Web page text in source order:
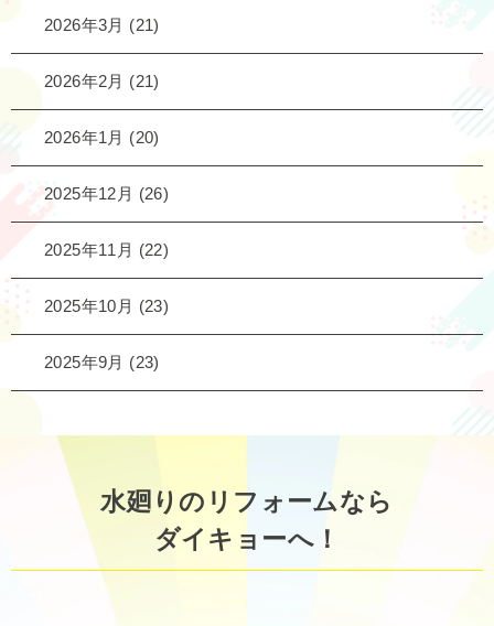
2026年3月 (21)
2026年2月 (21)
2026年1月 (20)
2025年12月 (26)
2025年11月 (22)
2025年10月 (23)
2025年9月 (23)
水廻りのリフォームなら
ダイキョーへ！